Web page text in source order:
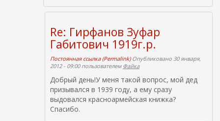
Re: Гирфанов Зуфар
Габитович 1919г.р.
Постоянная ссылка (Permalink)Опубликовано 30 января,
2012 - 09:00 пользователем Файка
Добрый день!У меня такой вопрос, мой дед
призывался в 1939 году, а ему сразу
выдовался красноармейская книжка?
Спасибо.